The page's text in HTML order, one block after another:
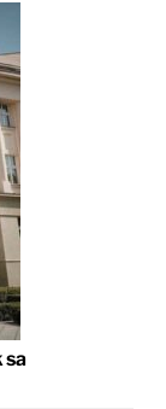
sa